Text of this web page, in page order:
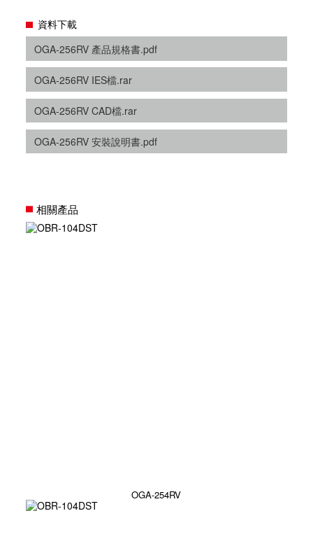
資料下載
OGA-256RV 產品規格書.pdf
OGA-256RV IES檔.rar
OGA-256RV CAD檔.rar
OGA-256RV 安裝說明書.pdf
相關產品
OGA-254RV